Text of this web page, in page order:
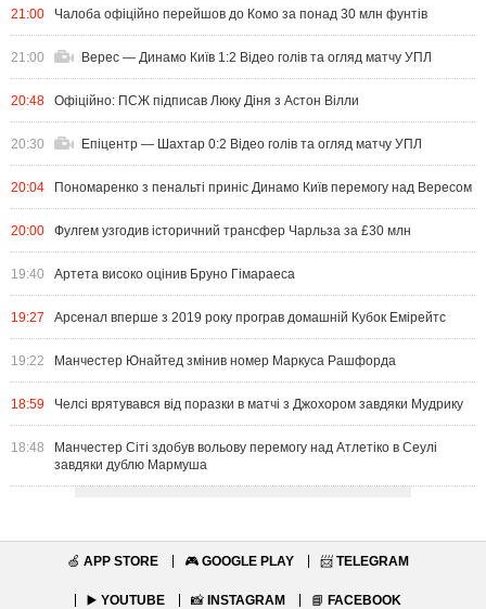
21:00 Чалоба офіційно перейшов до Комо за понад 30 млн фунтів
21:00 Верес — Динамо Київ 1:2 Відео голів та огляд матчу УПЛ
20:48 Офіційно: ПСЖ підписав Люку Діня з Астон Вілли
20:30 Епіцентр — Шахтар 0:2 Відео голів та огляд матчу УПЛ
20:04 Пономаренко з пенальті приніс Динамо Київ перемогу над Вересом
20:00 Фулгем узгодив історичний трансфер Чарльза за £30 млн
19:40 Артета високо оцінив Бруно Гімараеса
19:27 Арсенал вперше з 2019 року програв домашній Кубок Емірейтс
19:22 Манчестер Юнайтед змінив номер Маркуса Рашфорда
18:59 Челсі врятувався від поразки в матчі з Джохором завдяки Мудрику
18:48
Манчестер Сіті здобув вольову перемогу над Атлетіко в Сеулі
завдяки дублю Мармуша
🍏 APP STORE 🎮 GOOGLE PLAY 📨 TELEGRAM
▶️ YOUTUBE 📸 INSTAGRAM 📘 FACEBOOK